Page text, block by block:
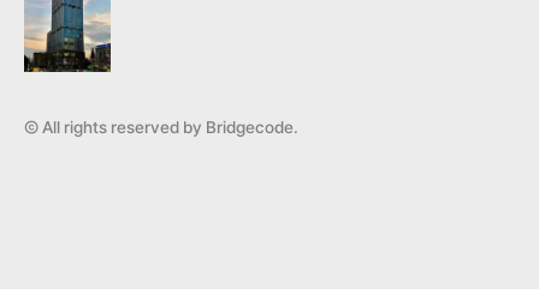
Ⓒ All rights reserved by Bridgecode.